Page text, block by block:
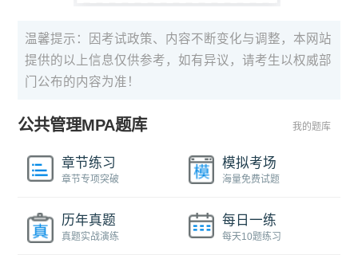
温馨提示：因考试政策、内容不断变化与调整，本网站
提供的以上信息仅供参考，如有异议，请考生以权威部
门公布的内容为准！
公共管理MPA题库 我的题库
章节练习
章节专项突破
模拟考场
海量免费试题
历年真题
真题实战演练
每日一练
每天10题练习